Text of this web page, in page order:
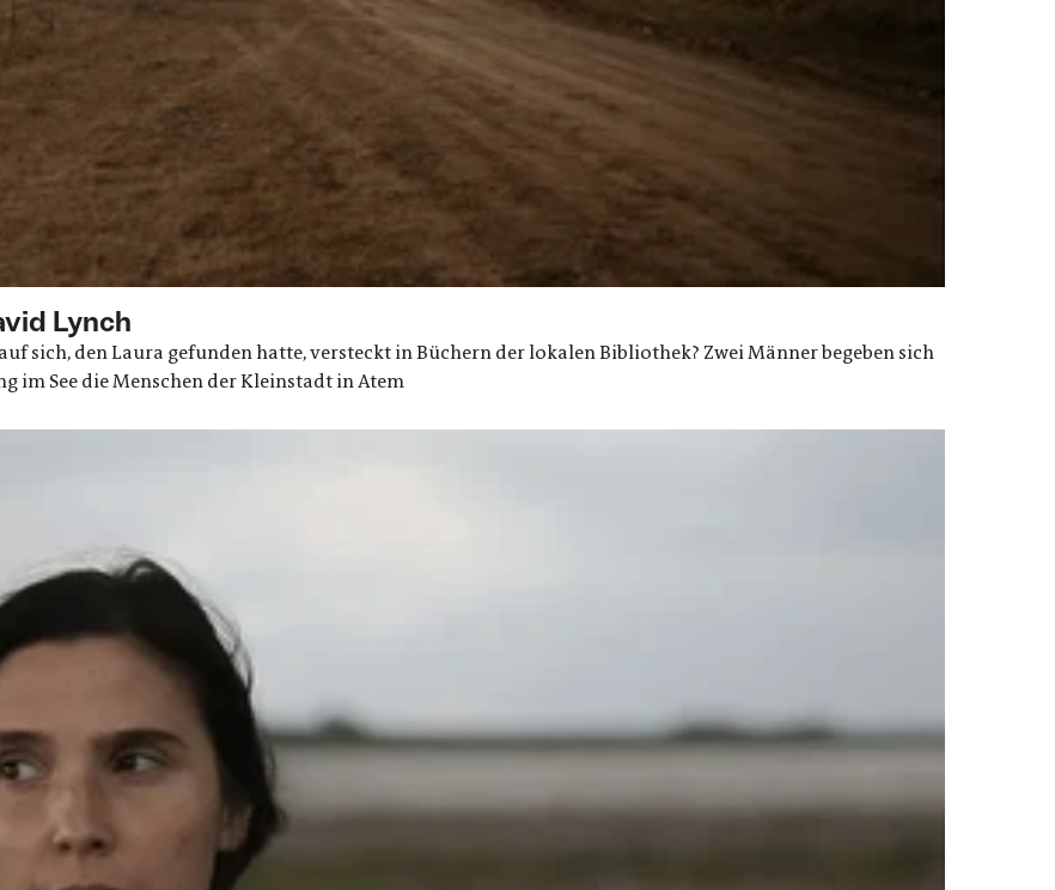
Lynch
sich, den Laura gefunden hatte, versteckt in Büchern der lokalen Bibliothek? Zwei Männer begeben sich
im See die Menschen der Kleinstadt in Atem